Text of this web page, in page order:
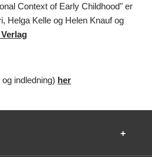
Context of Early Childhood" er
Helga Kelle og Helen Knauf og
indledning) her